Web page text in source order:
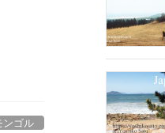
ンゴル